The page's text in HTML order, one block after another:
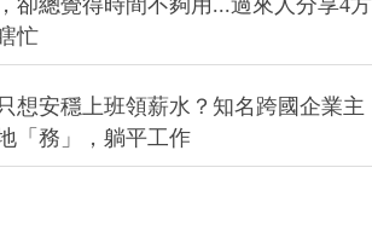
忙
想安穩上班領薪水？知名跨國企業主
「務」，躺平工作